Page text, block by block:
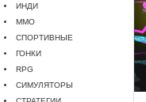
ИНДИ
MMO
СПОРТИВНЫЕ
ГОНКИ
RPG
СИМУЛЯТОРЫ